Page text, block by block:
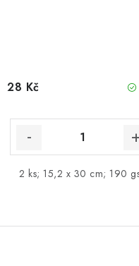
28 Kč
2 ks; 15,2 x 30 cm; 190